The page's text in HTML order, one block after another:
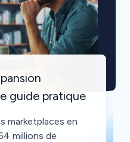
guide pratique
marketplaces en
millions de